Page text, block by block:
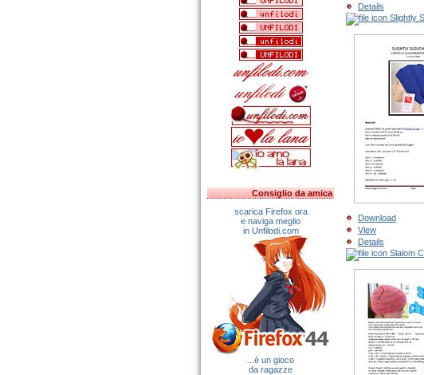
Consiglio da amica
scarica Firefox ora
e naviga meglio
in Unfilodi.com
...è un gioco
da ragazze
Details
Slightly
Download
View
Details
Slalom